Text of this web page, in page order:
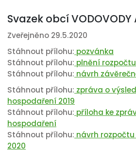
Svazek obcí VODOVODY
Zveřejněno 29.5.2020
Stáhnout přílohu: pozvánka
Stáhnout přílohu: plnění rozpočtu
Stáhnout přílohu: návrh
Stáhnout přílohu: zpráva o
hospodaření 2019
Stáhnout přílohu: příloha ke
hospodaření
Stáhnout přílohu: návrh
2020